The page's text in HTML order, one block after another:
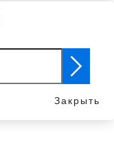
20. Право на свободу
Закрыть